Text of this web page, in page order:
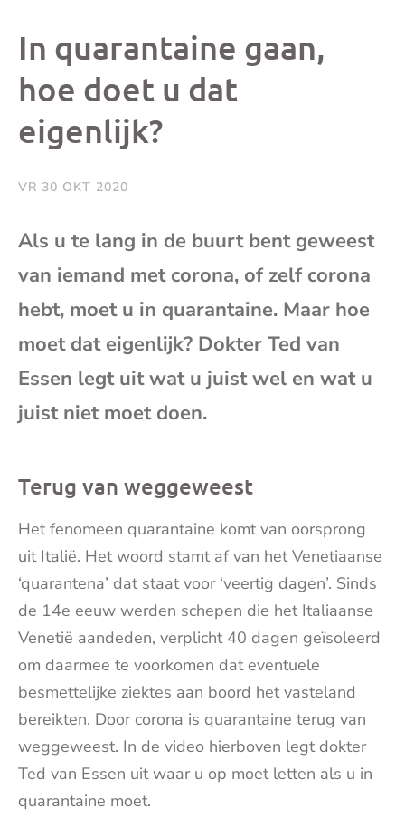
In quarantaine gaan,
hoe doet u dat
eigenlijk?
VR 30 OKT 2020
Als u te lang in de buurt bent geweest
van iemand met corona, of zelf corona
hebt, moet u in quarantaine. Maar hoe
moet dat eigenlijk? Dokter Ted van
Essen legt uit wat u juist wel en wat u
juist niet moet doen.
Terug van weggeweest
Het fenomeen quarantaine komt van oorsprong
uit Italië. Het woord stamt af van het Venetiaanse
‘quarantena’ dat staat voor ‘veertig dagen’. Sinds
de 14e eeuw werden schepen die het Italiaanse
Venetië aandeden, verplicht 40 dagen geïsoleerd
om daarmee te voorkomen dat eventuele
besmettelijke ziektes aan boord het vasteland
bereikten. Door corona is quarantaine terug van
weggeweest. In de video hierboven legt dokter
Ted van Essen uit waar u op moet letten als u in
quarantaine moet.